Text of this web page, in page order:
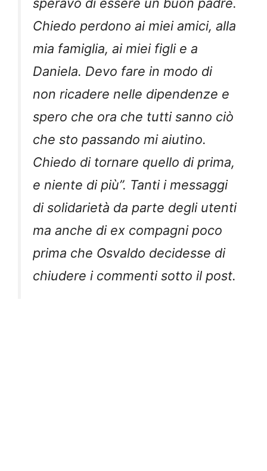
speravo di essere un buon padre.
Chiedo perdono ai miei amici, alla
mia famiglia, ai miei figli e a
Daniela. Devo fare in modo di
non ricadere nelle dipendenze e
spero che ora che tutti sanno ciò
che sto passando mi aiutino.
Chiedo di tornare quello di prima,
e niente di più”. Tanti i messaggi
di solidarietà da parte degli utenti
ma anche di ex compagni poco
prima che Osvaldo decidesse di
chiudere i commenti sotto il post.